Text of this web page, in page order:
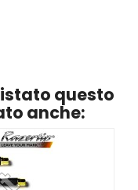
questo
anche: